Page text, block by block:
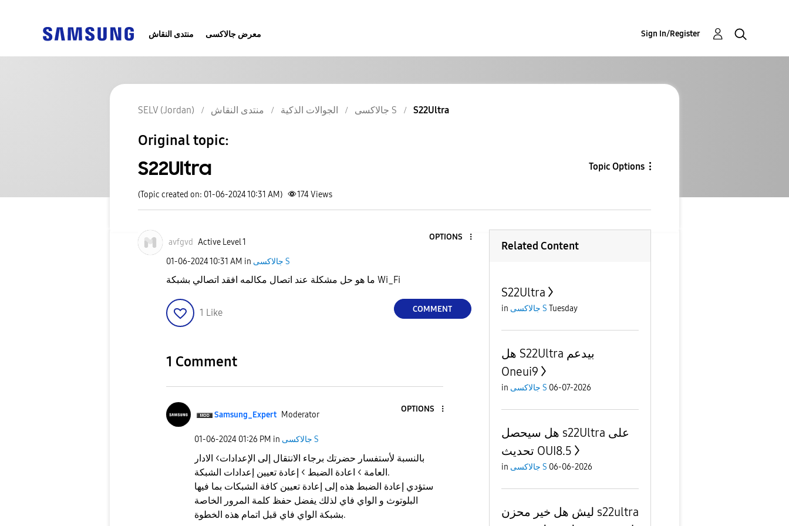
منتدى النقاش معرض جالاكسى Sign In/Register
SELV (Jordan) منتدى النقاش الجوالات الذكية جالاكسى S S22Ultra
Original topic:
S22Ultra Topic Options
(Topic created on: 01-06-2024 10:31 AM) 174Views
avfgvd Active Level 1
OPTIONS
‎01-06-202410:31 AM in جالاكسى S
ما هو حل مشكلة عند اتصال مكالمه افقد اتصالي بشبكة Wi_Fi
1 Like COMMENT
1 Comment
Samsung_Expert Moderator
OPTIONS
‎01-06-2024 01:26 PM in جالاكسى S
بالنسبة لأستفسار حضرتك برجاء الانتقال إلى الإعدادات> الادار
العامة > اعادة الضبط > إعادة تعيين إعدادات الشبكة.
ستؤدي إعادة الضبط هذه إلى إعادة تعيين كافة الشبكات بما فيها
البلوتوث و الواي فاي لذلك يفضل حفظ كلمة المرور الخاصة
بشبكة الواي فاي قبل اتمام هذه الخطوة.
Related Content
S22Ultra
in جالاكسى S Tuesday
هل S22Ultra بيدعم
Oneui9
in جالاكسى S 06-07-2026
هل سيحصل s22Ultra على
تحديث OUI8.5
in جالاكسى S 06-06-2026
ليش هل خير محزن s22ultra